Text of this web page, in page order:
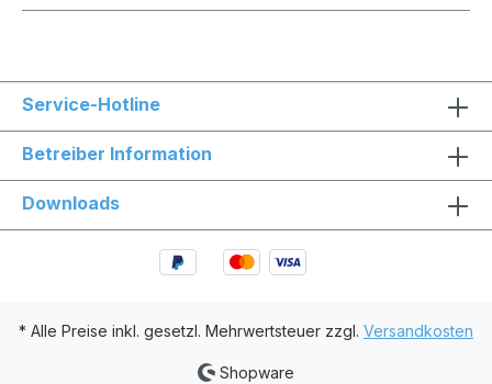
Service-Hotline
Betreiber Information
Downloads
* Alle Preise inkl. gesetzl. Mehrwertsteuer zzgl. Versandkosten
Shopware